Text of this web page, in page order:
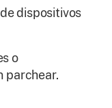
dispositivos
o
parchear.